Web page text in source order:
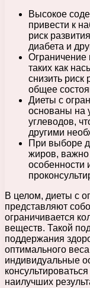
Высокое
привести к
риск
диабета и
Ограничение
таких как
снизить риск
общее
Диеты с
основаны на
углеводов,
другими
При выборе
жиров, важно
особенности
В целом, диеты с
представляют
ограничивается
веществ. Такой
поддержания
оптимального
индивидуальные
наилучших